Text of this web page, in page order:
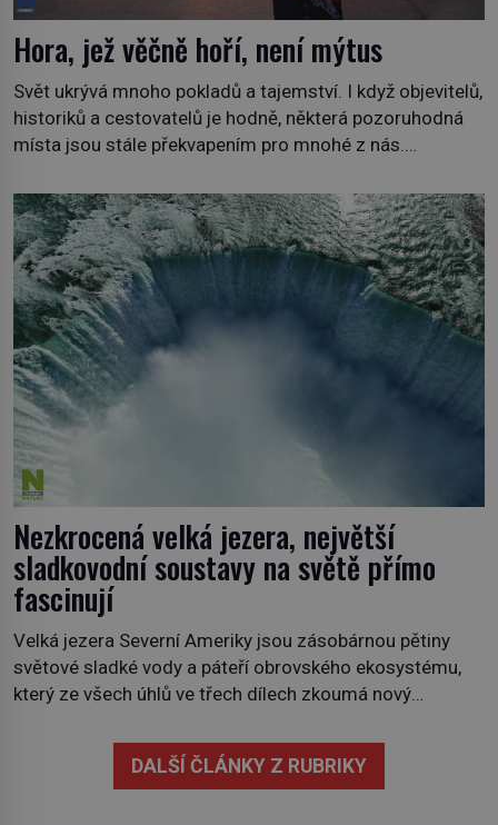
Hora, jež věčně hoří, není mýtus
Svět ukrývá mnoho pokladů a tajemství. I když objevitelů,
historiků a cestovatelů je hodně, některá pozoruhodná
místa jsou stále překvapením pro mnohé z nás.
Albánie či úchvatná atmosféra Kypru jsou jedny z míst,
která nám mají co nabídnout a vyprávět. Uznávaná
historička Bettany Hughes, se vydala prozkoumat
pozoruhodné úkazy, o kterých jste možná doposud
neslyšeli. Hora, […]
Nezkrocená velká jezera, největší
sladkovodní soustavy na světě přímo
fascinují
Velká jezera Severní Ameriky jsou zásobárnou pětiny
světové sladké vody a páteří obrovského ekosystému,
který ze všech úhlů ve třech dílech zkoumá nový
premiéře jej uvidíte na Viasat Nature v pondělí 5.
července. Hořejší jezero, Huronské jezero, Michiganské
DALŠÍ ČLÁNKY Z RUBRIKY